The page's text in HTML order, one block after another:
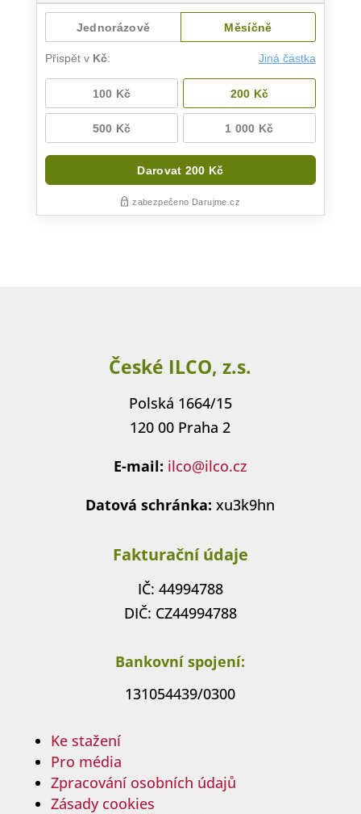
České ILCO, z.s.
Polská 1664/15
120 00 Praha 2
E-mail: ilco@ilco.cz
Datová schránka: xu3k9hn
Fakturační údaje
IČ: 44994788
DIČ: CZ44994788
Bankovní spojení:
131054439/0300
Ke stažení
Pro média
Zpracování osobních údajů
Zásady cookies